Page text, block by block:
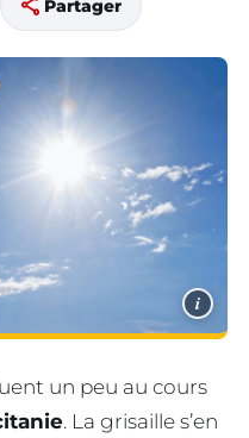
share Partager
i
un peu au cours
. La grisaille s’en